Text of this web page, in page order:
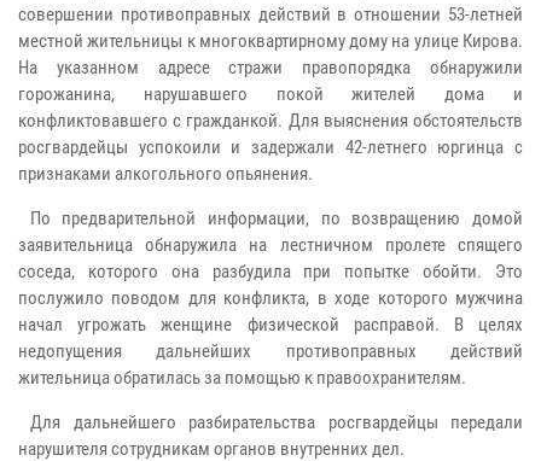
совершении противоправных действий в отношении 53-летней
местной жительницы к многоквартирному дому на улице Кирова.
На указанном адресе стражи правопорядка обнаружили
горожанина, нарушавшего покой жителей дома и
конфликтовавшего с гражданкой. Для выяснения обстоятельств
росгвардейцы успокоили и задержали 42-летнего юргинца с
признаками алкогольного опьянения.
По предварительной информации, по возвращению домой
заявительница обнаружила на лестничном пролете спящего
соседа, которого она разбудила при попытке обойти. Это
послужило поводом для конфликта, в ходе которого мужчина
начал угрожать женщине физической расправой. В целях
недопущения дальнейших противоправных действий
жительница обратилась за помощью к правоохранителям.
Для дальнейшего разбирательства росгвардейцы передали
нарушителя сотрудникам органов внутренних дел.